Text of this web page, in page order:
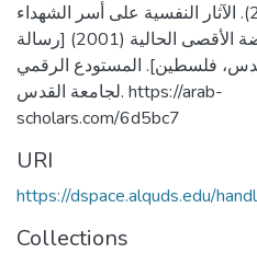
صبيح، ميسر يوسف. (2004). الآثار النفسية على أسر الشهداء
خلال انتفاضة الأقصى الحالية (2001) [رسالة
فلسطين]. المستودع الرقمي
لجامعة القدس. https://arab-
scholars.com/6d5bc7
URI
https://dspace.alquds.edu/
Collections